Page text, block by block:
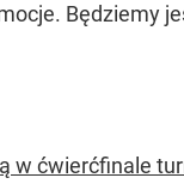
Będziemy
w ćwierćfinale